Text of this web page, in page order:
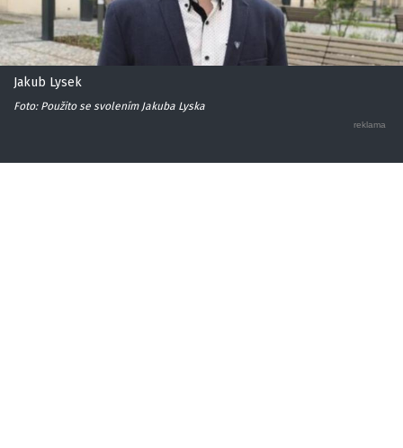
Jakub Lysek
Foto: Použito se svolením Jakuba Lyska